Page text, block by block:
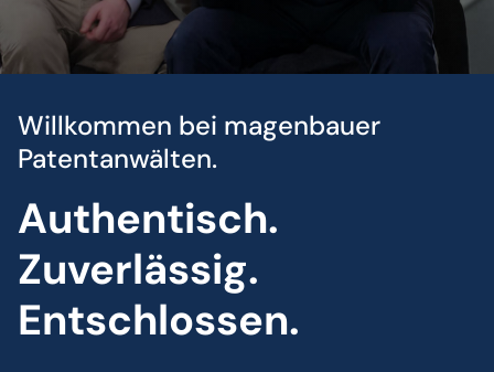
Willkommen bei magenbauer
Patentanwälten.
Authentisch.
Zuverlässig.
Entschlossen.